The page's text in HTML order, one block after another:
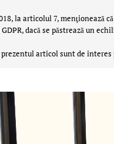
la articolul 7, menţionează
dacă se păstrează un
articol sunt de interes